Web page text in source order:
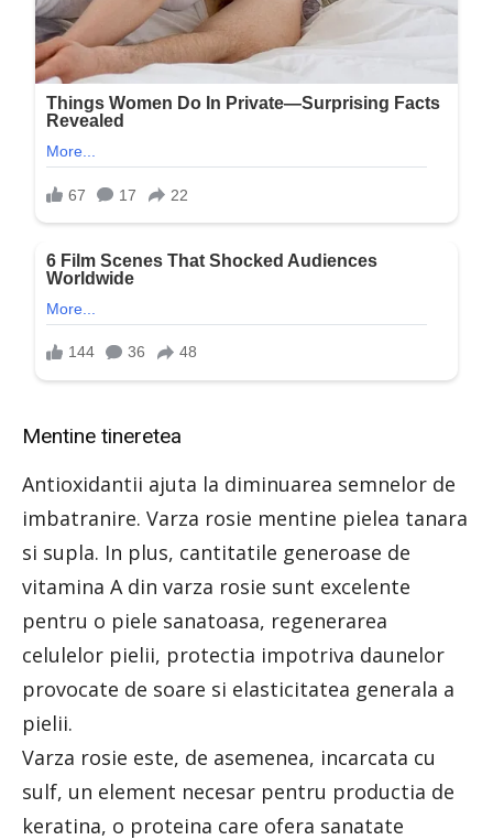
Mentine tineretea
Antioxidantii ajuta la diminuarea semnelor de
imbatranire. Varza rosie mentine pielea tanara
si supla. In plus, cantitatile generoase de
vitamina A din varza rosie sunt excelente
pentru o piele sanatoasa, regenerarea
celulelor pielii, protectia impotriva daunelor
provocate de soare si elasticitatea generala a
pielii.
Varza rosie este, de asemenea, incarcata cu
sulf, un element necesar pentru productia de
keratina, o proteina care ofera sanatate